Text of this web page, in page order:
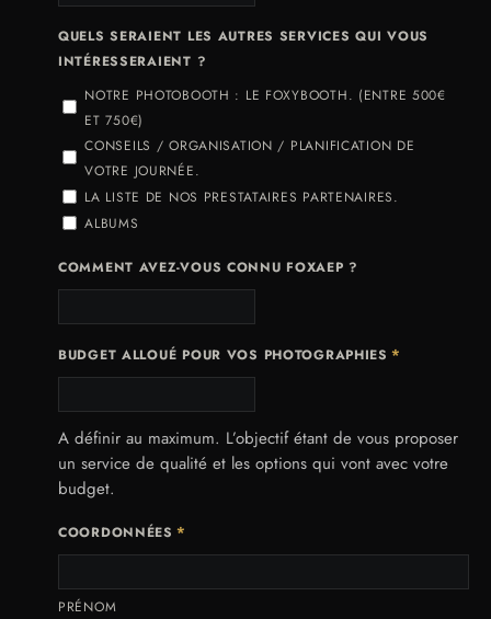
QUELS SERAIENT LES AUTRES SERVICES QUI VOUS
INTÉRESSERAIENT ?
NOTRE PHOTOBOOTH : LE FOXYBOOTH. (ENTRE 500€
ET 750€)
CONSEILS / ORGANISATION / PLANIFICATION DE
VOTRE JOURNÉE.
LA LISTE DE NOS PRESTATAIRES PARTENAIRES.
ALBUMS
COMMENT AVEZ-VOUS CONNU FOXAEP ?
BUDGET ALLOUÉ POUR VOS PHOTOGRAPHIES *
A définir au maximum. L’objectif étant de vous proposer
un service de qualité et les options qui vont avec votre
budget.
COORDONNÉES *
PRÉNOM